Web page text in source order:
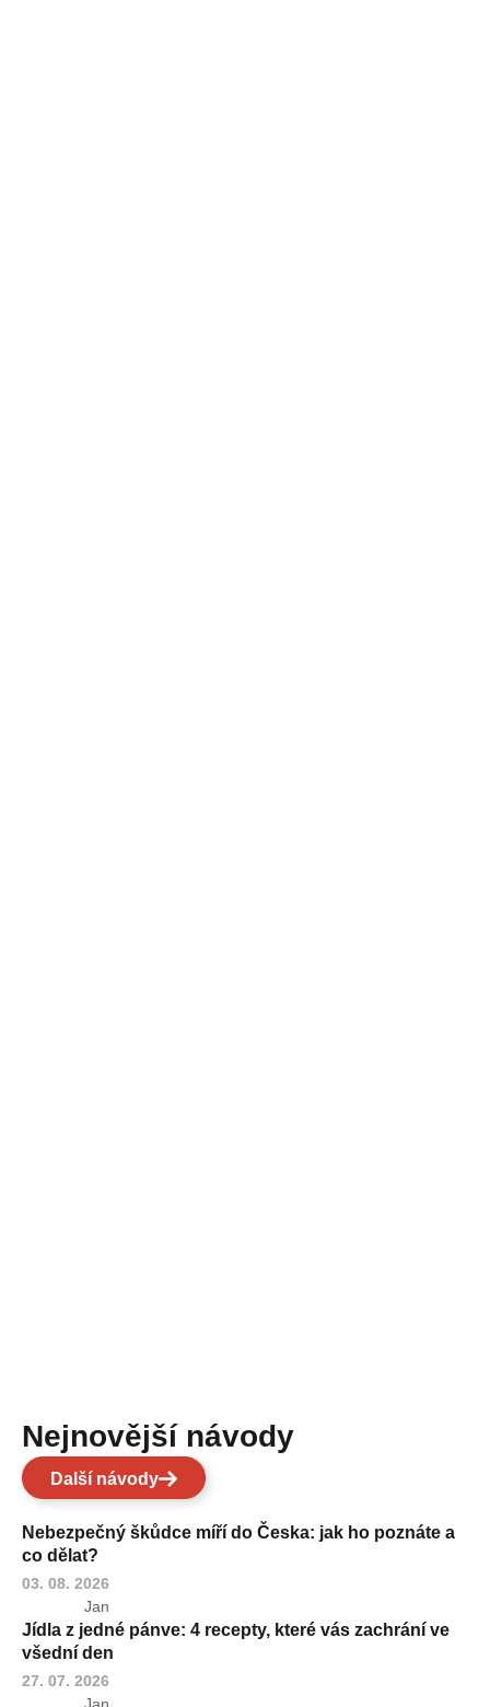
Nejnovější návody
Další návody
Nebezpečný škůdce míří do Česka: jak ho poznáte a
co dělat?
03. 08. 2026
Jan
Jídla z jedné pánve: 4 recepty, které vás zachrání ve
všední den
27. 07. 2026
Jan